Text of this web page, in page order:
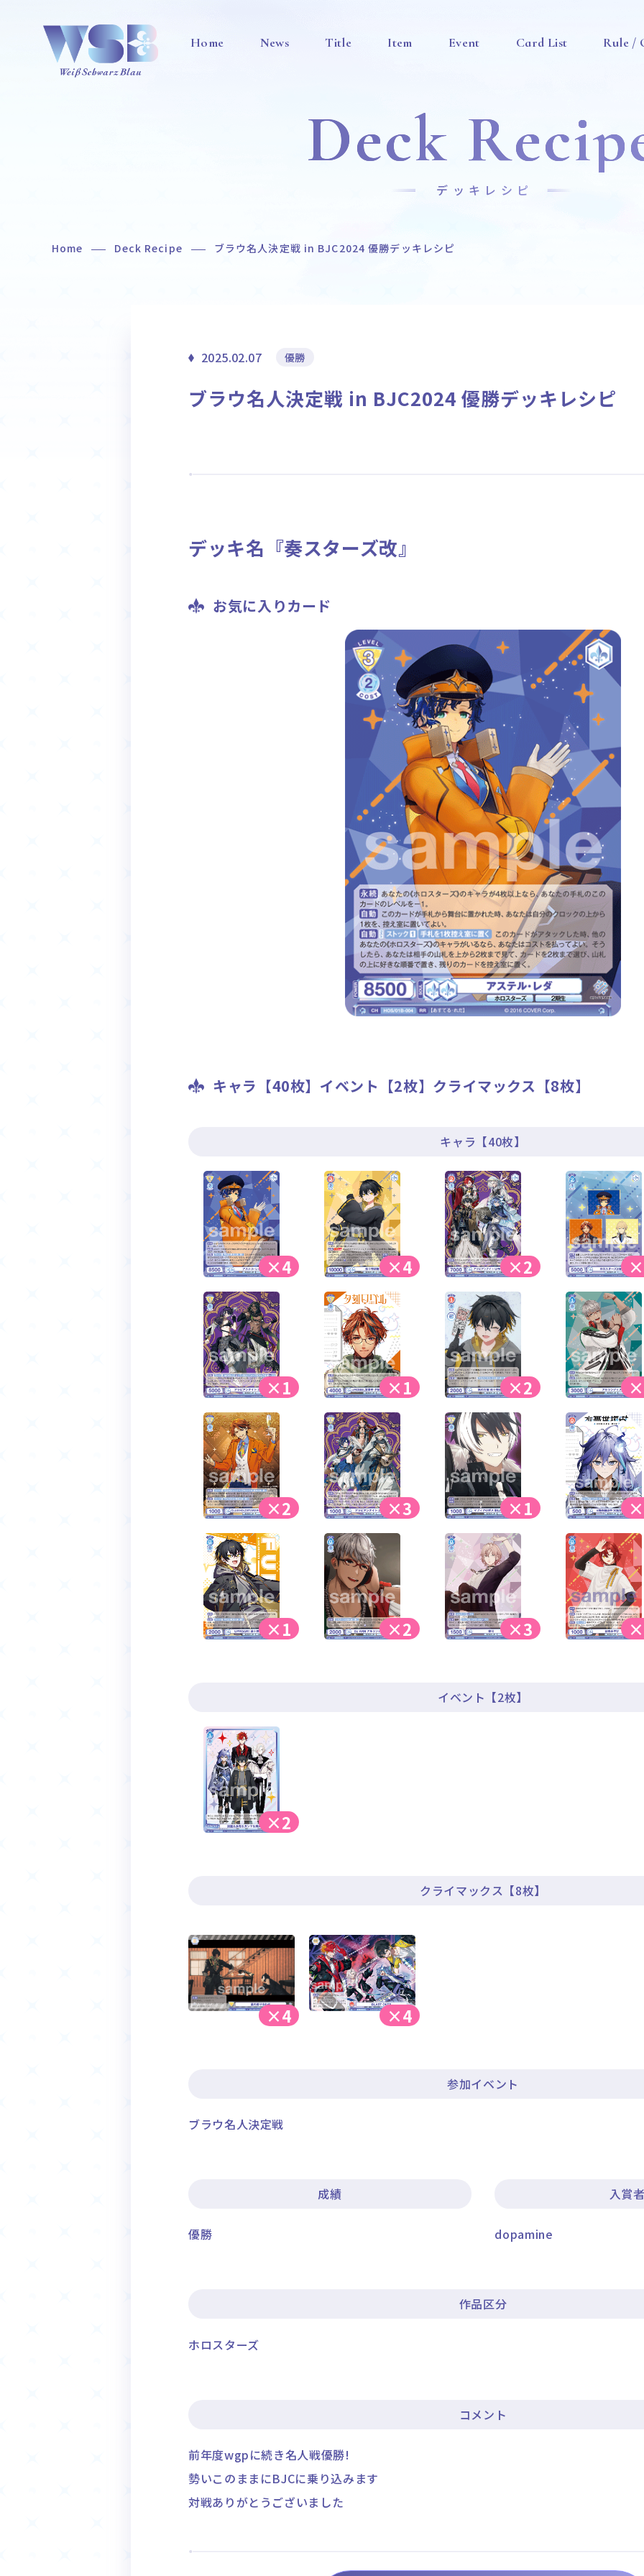
Home News Title Item Event Card List Rule /
Event
イベント カードリスト ルール/Q&A
Deck
デッキレシピ
Home Deck Recipe ブラウ名人決定戦 in BJC2024 優勝デッキレシピ
2025.02.07 優勝
ブラウ名人決定戦 in BJC2024 優勝デッキレシピ
デッキ名『奏スターズ改』
お気に入りカード
キャラ【40枚】イベント【2枚】クライマックス【8枚】
キャラ【40枚】
×4 ×4 ×2
×1 ×1 ×2
×2 ×3 ×1
×1 ×2 ×3
イベント【2枚】
×2
クライマックス【8枚】
×4 ×4
参加イベント
ブラウ名人決定戦
成績
優勝
入賞
dopamine
作品区分
ホロスターズ
コメント
前年度wgpに続き名人戦優勝!
勢いこのままにBJCに乗り込みます
対戦ありがとうございました